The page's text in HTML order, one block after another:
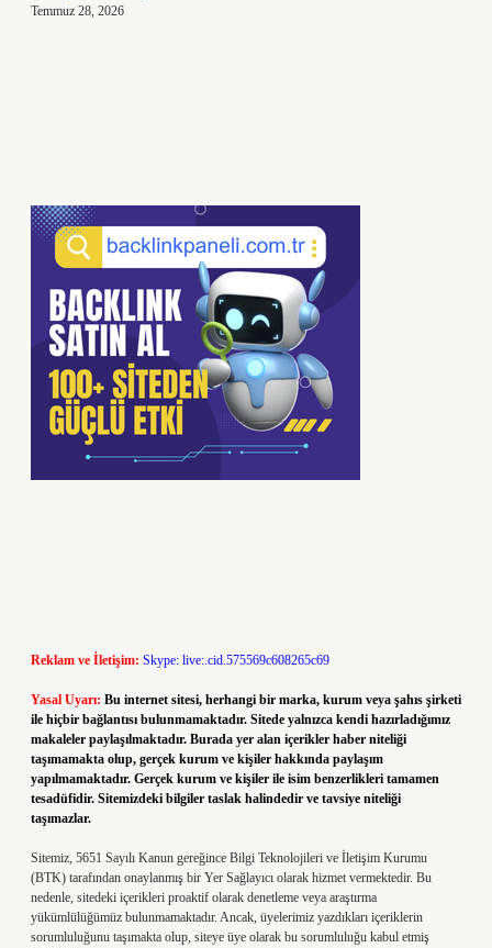
Temmuz 28, 2026
Reklam ve İletişim: Skype: live:.cid.575569c608265c69
Yasal Uyarı: Bu internet sitesi, herhangi bir marka, kurum veya şahıs şirketi
ile hiçbir bağlantısı bulunmamaktadır. Sitede yalnızca kendi hazırladığımız
makaleler paylaşılmaktadır. Burada yer alan içerikler haber niteliği
taşımamakta olup, gerçek kurum ve kişiler hakkında paylaşım
yapılmamaktadır. Gerçek kurum ve kişiler ile isim benzerlikleri tamamen
tesadüfidir. Sitemizdeki bilgiler taslak halindedir ve tavsiye niteliği
taşımazlar.
Sitemiz, 5651 Sayılı Kanun gereğince Bilgi Teknolojileri ve İletişim Kurumu
(BTK) tarafından onaylanmış bir Yer Sağlayıcı olarak hizmet vermektedir. Bu
nedenle, sitedeki içerikleri proaktif olarak denetleme veya araştırma
yükümlülüğümüz bulunmamaktadır. Ancak, üyelerimiz yazdıkları içeriklerin
sorumluluğunu taşımakta olup, siteye üye olarak bu sorumluluğu kabul etmiş